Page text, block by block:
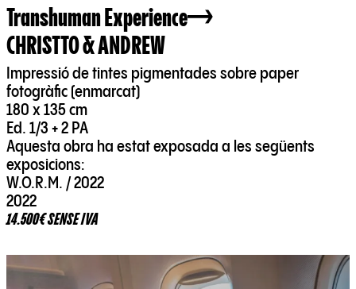
Transhuman Experience
CHRISTTO & ANDREW
Impressió de tintes pigmentades sobre paper
fotogràfic (enmarcat)
180 x 135 cm
Ed. 1/3 + 2 PA
Aquesta obra ha estat exposada a les següents
exposicions:
W.O.R.M. / 2022
2022
14.500€ SENSE IVA